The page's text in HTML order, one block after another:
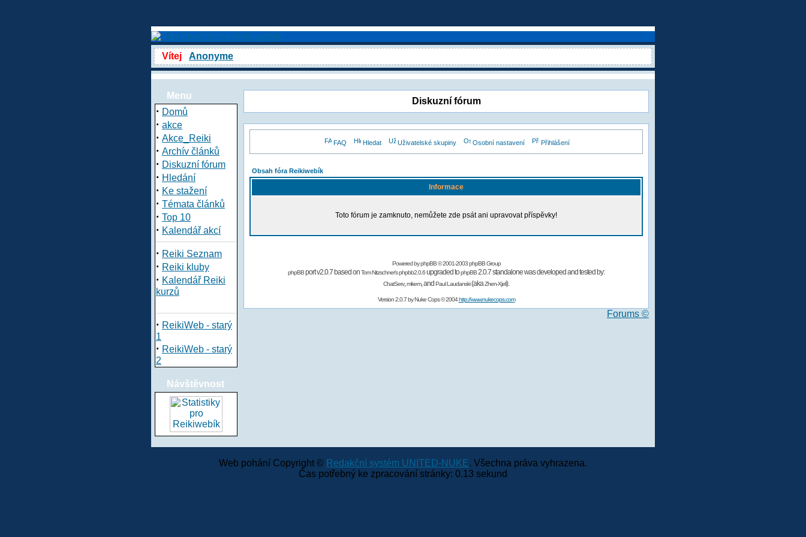
Vítej Anonyme
Menu
· Domů
· akce
· Akce_Reiki
· Archív článků
· Diskuzní fórum
· Hledání
· Ke stažení
· Témata článků
· Top 10
· Kalendář akcí
· Reiki Seznam
· Reiki kluby
· Kalendář Reiki
kurzů
· ReikiWeb - starý
1
· ReikiWeb - starý
2
Návštěvnost
Diskuzní fórum
FAQ Hledat Uživatelské skupiny Osobní nastavení Přihlášení
Obsah fóra Reikiwebík
Informace
Toto fórum je zamknuto, nemůžete zde psát ani upravovat příspěvky!
Powered byphpBB© 2001-2003 phpBB Group
phpBBport v2.0.7 based onTom Nitzschner'sphpbb2.0.6upgraded tophpBB2.0.7 standalone was developed and tested by:
ChatServ,mikem,and Paul Laudanski(akaZhen-Xjell).
Version 2.0.7 byNuke Cops© 2004http://www.nukecops.com
Forums ©
Web pohání Copyright © Redakční systém UNITED-NUKE. Všechna práva vyhrazena.
Čas potřebný ke zpracování stránky: 0.13 sekund